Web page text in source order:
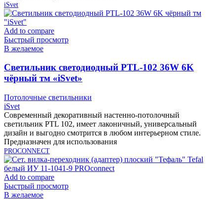
iSvet
Add to compare
Быстрый просмотр
В желаемое
Cветильник светодиодный PTL-102 36W 6K
чёрный тм «iSvet»
Потолочные светильники
iSvet
Современный декоративный настенно-потолочный
светильник PTL 102, имеет лаконичный, универсальный
дизайн и выгодно смотрится в любом интерьерном стиле.
Предназначен для использования
PROCONNECT
Add to compare
Быстрый просмотр
В желаемое